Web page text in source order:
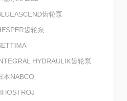
齿轮泵
齿轮泵
HYDRAULIK齿轮泵
本NABCO